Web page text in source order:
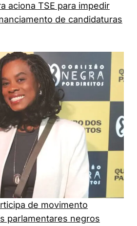
aciona TSE para impedir
de candidaturas
de movimento
parlamentares negros